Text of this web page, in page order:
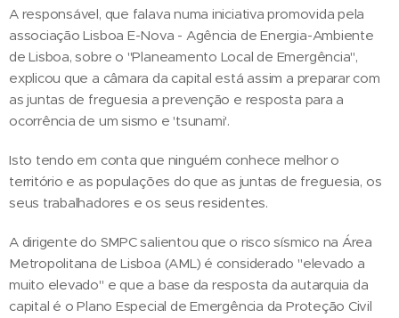
A responsável, que falava numa iniciativa promovida pela
associação Lisboa E-Nova - Agência de Energia-Ambiente
de Lisboa, sobre o "Planeamento Local de Emergência",
explicou que a câmara da capital está assim a preparar com
as juntas de freguesia a prevenção e resposta para a
ocorrência de um sismo e 'tsunami'.
Isto tendo em conta que ninguém conhece melhor o
território e as populações do que as juntas de freguesia, os
seus trabalhadores e os seus residentes.
A dirigente do SMPC salientou que o risco sísmico na Área
Metropolitana de Lisboa (AML) é considerado "elevado a
muito elevado" e que a base da resposta da autarquia da
capital é o Plano Especial de Emergência da Proteção Civil